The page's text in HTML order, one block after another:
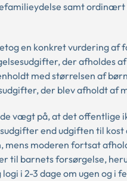
samt
en konkret vurdering af
der afholdes
med størrelsen af
der blev afholdt af
vægt på, at det offentlige
end udgiften til kost
mens moderen fortsat
til barnets forsørgelse,
i 2-3 dage om ugen og i